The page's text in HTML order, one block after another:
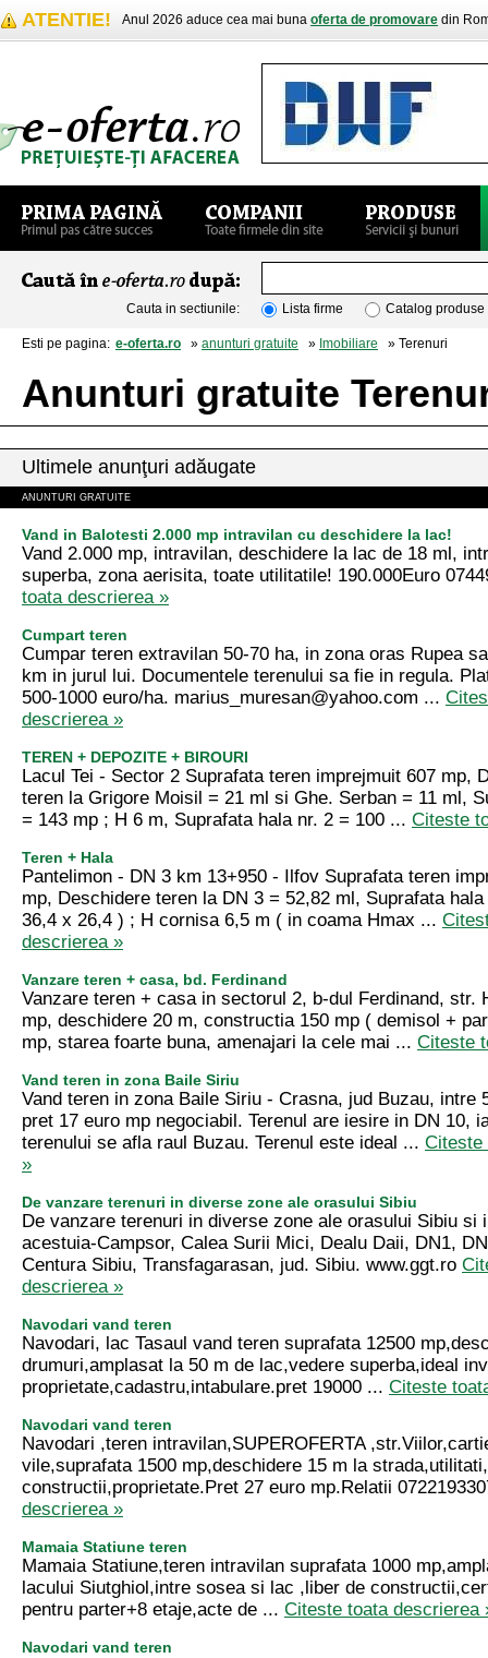
ATENTIE! Anul 2026 aduce cea mai buna oferta de promovare din
Cauta in sectiunile: Lista firme Catalog produse
Esti pe pagina: e-oferta.ro » anunturi gratuite » Imobiliare » Terenuri
Anunturi gratuite
Ultimele anunţuri adăugate
ANUNTURI GRATUITE
Vand in Balotesti 2.000 mp intravilan cu deschidere la lac!
Vand 2.000 mp, intravilan, deschidere la lac de 18 ml,
superba, zona aerisita, toate utilitatile! 190.000Euro
toata descrierea »
Cumpart teren
Cumpar teren extravilan 50-70 ha, in zona oras Rupea
km in jurul lui. Documentele terenului sa fie in regula.
500-1000 euro/ha. marius_muresan@yahoo.com ...
descrierea »
TEREN + DEPOZITE + BIROURI
Lacul Tei - Sector 2 Suprafata teren imprejmuit 607 mp,
teren la Grigore Moisil = 21 ml si Ghe. Serban = 11 ml,
= 143 mp ; H 6 m, Suprafata hala nr. 2 = 100 ... Citeste
Teren + Hala
Pantelimon - DN 3 km 13+950 - Ilfov Suprafata teren
mp, Deschidere teren la DN 3 = 52,82 ml, Suprafata
36,4 x 26,4 ) ; H cornisa 6,5 m ( in coama Hmax ...
descrierea »
Vanzare teren + casa, bd. Ferdinand
Vanzare teren + casa in sectorul 2, b-dul Ferdinand, str.
mp, deschidere 20 m, constructia 150 mp ( demisol +
mp, starea foarte buna, amenajari la cele mai ... Citeste
Vand teren in zona Baile Siriu
Vand teren in zona Baile Siriu - Crasna, jud Buzau, intre
pret 17 euro mp negociabil. Terenul are iesire in DN 10,
terenului se afla raul Buzau. Terenul este ideal ... Citeste
»
De vanzare terenuri in diverse zone ale orasului Sibiu
De vanzare terenuri in diverse zone ale orasului Sibiu si
acestuia-Campsor, Calea Surii Mici, Dealu Daii, DN1,
Centura Sibiu, Transfagarasan, jud. Sibiu. www.ggt.ro
descrierea »
Navodari vand teren
Navodari, lac Tasaul vand teren suprafata 12500
drumuri,amplasat la 50 m de lac,vedere superba,ideal
proprietate,cadastru,intabulare.pret 19000 ... Citeste
Navodari vand teren
Navodari ,teren intravilan,SUPEROFERTA
vile,suprafata 1500 mp,deschidere 15 m la
constructii,proprietate.Pret 27 euro mp.Relatii
descrierea »
Mamaia Statiune teren
Mamaia Statiune,teren intravilan suprafata 1000
lacului Siutghiol,intre sosea si lac ,liber de
pentru parter+8 etaje,acte de ... Citeste toata descrierea
Navodari vand teren